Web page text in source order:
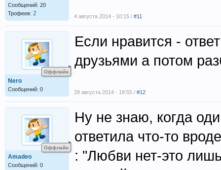
Сообщений: 20
Трофеев: 2 4 августа 2014 - 10:15 / #11
Оффлайн
Nero
Сообщений: 0
Если нравится -
друзьями а потом
28 августа 2014 - 18:55 / #12
Оффлайн
Amadeo
Сообщений: 0
Ну не знаю, когда
ответила что-то вроде
: "Любви нет-это